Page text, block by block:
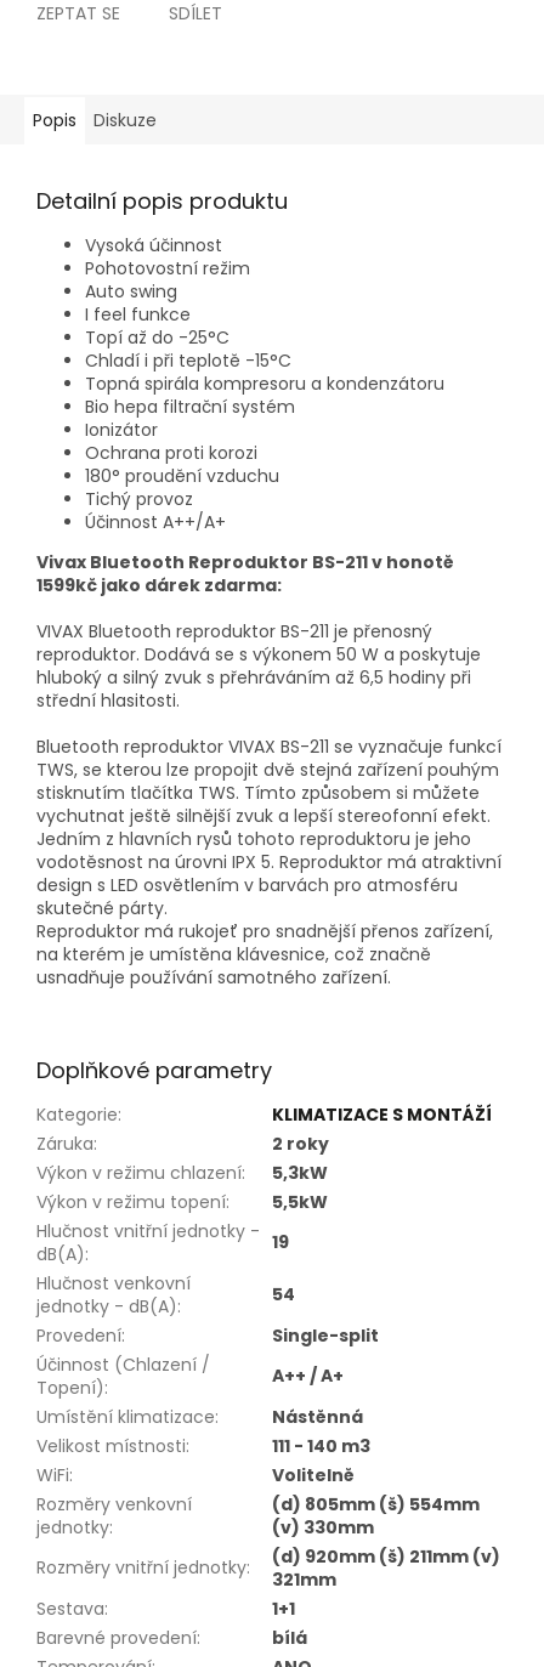
ZEPTAT SE SDÍLET
Popis Diskuze
Detailní popis produktu
Vysoká účinnost
Pohotovostní režim
Auto swing
I feel funkce
Topí až do -25°C
Chladí i při teplotě -15°C
Topná spirála kompresoru a kondenzátoru
Bio hepa filtrační systém
Ionizátor
Ochrana proti korozi
180° proudění vzduchu
Tichý provoz
Účinnost A++/A+
Vivax Bluetooth Reproduktor BS-211 v honotě
1599kč jako dárek zdarma:
VIVAX Bluetooth reproduktor BS-211 je přenosný
reproduktor. Dodává se s výkonem 50 W a poskytuje
hluboký a silný zvuk s přehráváním až 6,5 hodiny při
střední hlasitosti.
Bluetooth reproduktor VIVAX BS-211 se vyznačuje funkcí
TWS, se kterou lze propojit dvě stejná zařízení pouhým
stisknutím tlačítka TWS. Tímto způsobem si můžete
vychutnat ještě silnější zvuk a lepší stereofonní efekt.
Jedním z hlavních rysů tohoto reproduktoru je jeho
vodotěsnost na úrovni IPX 5. Reproduktor má atraktivní
design s LED osvětlením v barvách pro atmosféru
skutečné párty.
Reproduktor má rukojeť pro snadnější přenos zařízení,
na kterém je umístěna klávesnice, což značně
usnadňuje používání samotného zařízení.
Doplňkové parametry
Kategorie:
KLIMATIZACE S MONTÁŽÍ
Záruka:
2 roky
Výkon v režimu chlazení:
5,3kW
Výkon v režimu topení:
5,5kW
Hlučnost vnitřní jednotky -
dB(A):
19
Hlučnost venkovní
jednotky - dB(A):
54
Provedení:
Single-split
Účinnost (Chlazení /
Topení):
A++ / A+
Umístění klimatizace:
Nástěnná
Velikost místnosti:
111 - 140 m3
WiFi:
Volitelně
Rozměry venkovní
jednotky:
(d) 805mm (š) 554mm
(v) 330mm
Rozměry vnitřní jednotky:
(d) 920mm (š) 211mm (v)
321mm
Sestava:
1+1
Barevné provedení:
bílá